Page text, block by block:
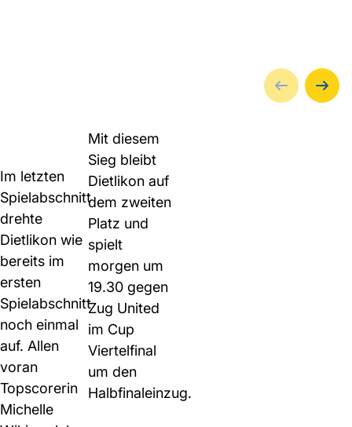
Im letzten
Spielabschnitt
drehte
Dietlikon wie
bereits im
ersten
Spielabschnitt
noch einmal
auf. Allen
voran
Topscorerin
Michelle
Mit diesem
Sieg bleibt
Dietlikon auf
dem zweiten
Platz und
spielt
morgen um
19.30 gegen
Zug United
im Cup
Viertelfinal
um den
Halbfinaleinzug.